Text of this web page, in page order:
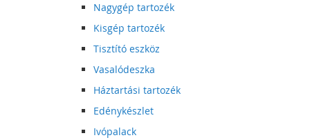
Nagygép tartozék
Kisgép tartozék
Tisztító eszköz
Vasalódeszka
Háztartási tartozék
Edénykészlet
Ivópalack